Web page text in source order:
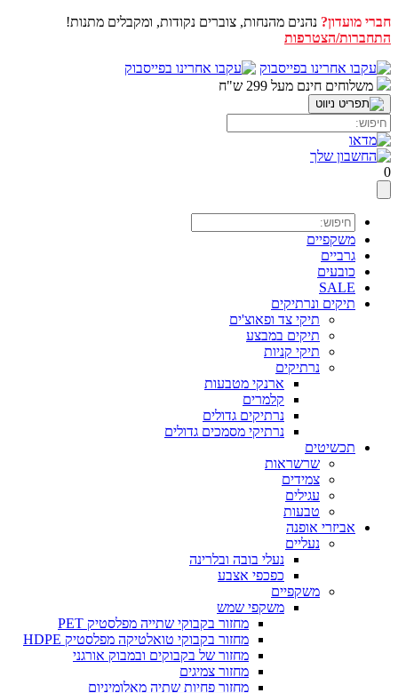
חברי מועדון? נהנים מהנחות, צוברים נקודות, ומקבלים מתנות!
התחברות/הצטרפות
דלג
לתוכןמשלוחים חינם מעל 299 ש"ח
0
משקפיים
גרביים
כובעים
SALE
תיקים ונרתיקים
תיקי צד ופאוצ'ים
תיקים במבצע
תיקי קניות
נרתיקים
ארנקי מטבעות
קלמרים
נרתיקים גדולים
נרתיקי מסמכים גדולים
תכשיטים
שרשראות
צמידים
עגילים
טבעות
אביזרי אופנה
נעליים
נעלי בובה ובלרינה
כפכפי אצבע
משקפיים
משקפי שמש
מחזור בקבוקי שתייה מפלסטיק PET
מחזור בקבוקי טואלטיקה מפלסטיק HDPE
מחזור של בקבוקים ובמבוק אורגני
מחזור צמיגים
מחזור פחיות שתיה מאלומיניום